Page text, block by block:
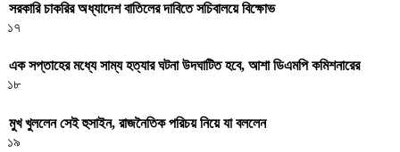
সরকারি চাকরির অধ্যাদেশ বাতিলের দাবিতে সচিবালয়ে বিক্ষোভ
১৭
এক সপ্তাহের মধ্যে সাম্য হত্যার ঘটনা উদঘাটিত হবে, আশা ডিএমপি কমিশনারের
১৮
মুখ খুললেন সেই হুসাইন, রাজনৈতিক পরিচয় নিয়ে যা বললেন
১৯